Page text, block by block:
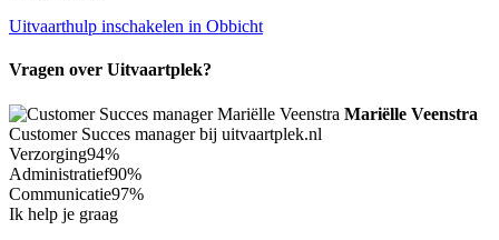
Uitvaarthulp inschakelen in Obbicht
Vragen over Uitvaartplek?
Mariëlle Veenstra
Customer Succes manager bij uitvaartplek.nl
Verzorging94%
Administratief90%
Communicatie97%
Ik help je graag